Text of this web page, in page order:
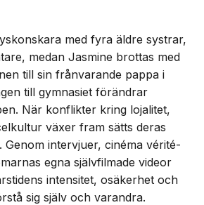
med fyra äldre systrar,
medan Jasmine brottas med
till sin frånvarande pappa i
till gymnasiet förändrar
När konflikter kring lojalitet,
växer fram sätts deras
intervjuer, cinéma vérité-
egna självfilmade videor
intensitet, osäkerhet och
sig själv och varandra.